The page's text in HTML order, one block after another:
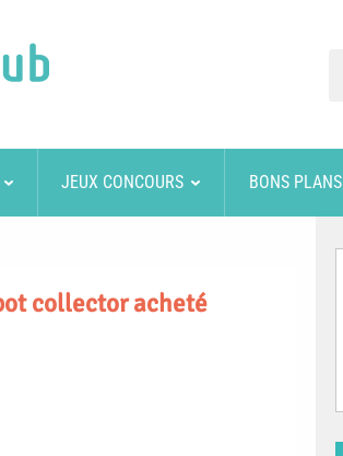
JEUX CONCOURS BONS PLANS
collector acheté